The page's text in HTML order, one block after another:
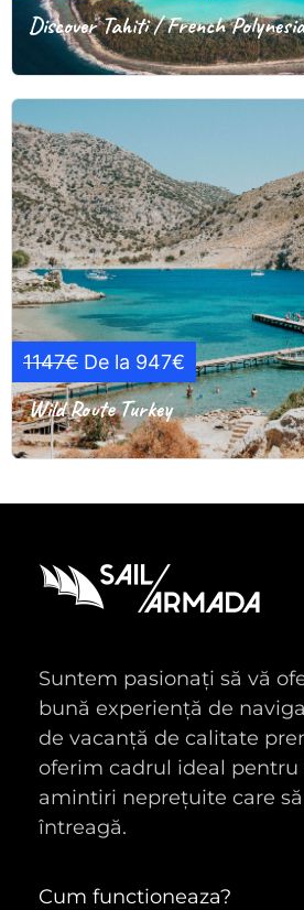
Discover Tahiti / French Polynesia
1147€ De la 947€
Wild Route Turkey
Suntem pasionați să vă
bună experiență de
de vacanță de calitate
oferim cadrul ideal pentru
amintiri neprețuite care
întreagă.
Cum functioneaza?